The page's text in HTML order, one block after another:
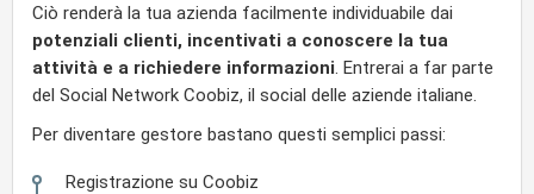
Ciò renderà la tua azienda facilmente individuabile dai
potenziali clienti, incentivati a conoscere la tua
attività e a richiedere informazioni. Entrerai a far parte
del Social Network Coobiz, il social delle aziende italiane.
Per diventare gestore bastano questi semplici passi:
Registrazione su Coobiz